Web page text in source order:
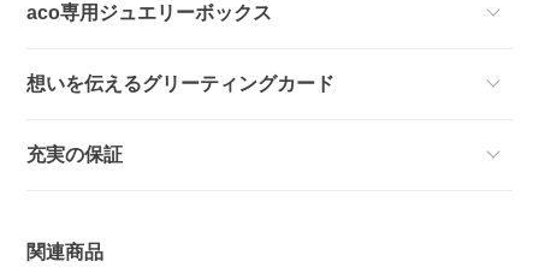
aco専用ジュエリーボックス
想いを伝えるグリーティングカード
充実の保証
関連商品